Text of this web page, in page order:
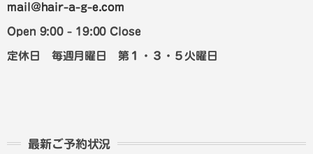
mail@hair-a-g-e.com
Open 9:00 - 19:00 Close
定休日 毎週月曜日 第１・３・５火曜日
最新ご予約状況